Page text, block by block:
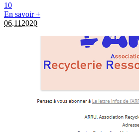
10
En savoir +
06.11 2020